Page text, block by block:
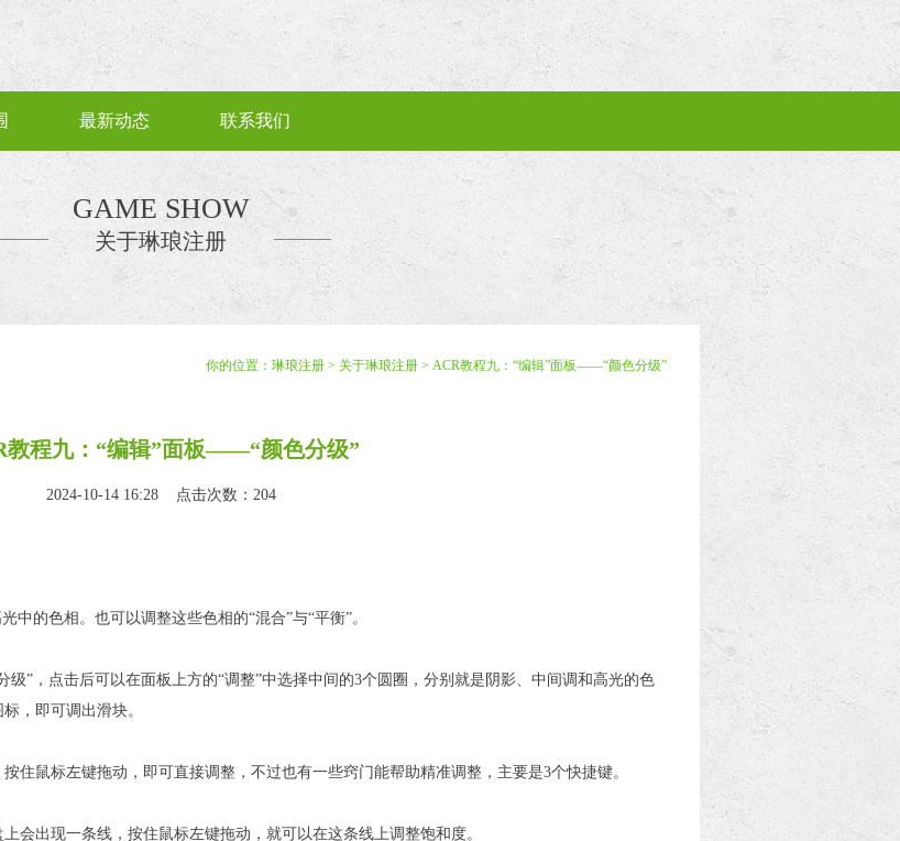
最新动态 联系我们
GAME SHOW
关于琳琅注册
你的位置： 琳琅注册 > 关于琳琅注册 > ACR教程九：“编辑”面板——“颜色分级”
教程九：“编辑”面板——“颜色分级”
2024-10-14 16:28 点击次数：204
中的色相。也可以调整这些色相的“混合”与“平衡”。
级”，点击后可以在面板上方的“调整”中选择中间的3个圆圈，分别就是阴影、中间调和高光的色
，即可调出滑块。
住鼠标左键拖动，即可直接调整，不过也有一些窍门能帮助精准调整，主要是3个快捷键。
会出现一条线，按住鼠标左键拖动，就可以在这条线上调整饱和度。